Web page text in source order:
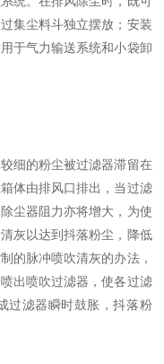
集尘料斗独立摆放；安装
于气力输送系统和小袋卸
细的粉尘被过滤器滞留在
体由排风口排出，当过滤
尘器阻力亦将增大，为使
灰以达到抖落粉尘，降低
的脉冲喷吹清灰的办法，
出喷吹过滤器，使各过滤
过滤器瞬时鼓胀，抖落粉